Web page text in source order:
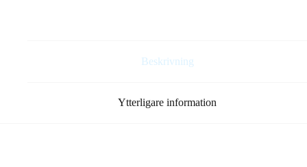
Beskrivning
Ytterligare information